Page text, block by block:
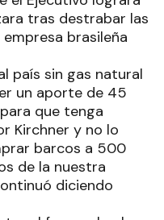
tras destrabar las
brasileña
país sin gas natural
un aporte de 45
que tenga
Kirchner y no lo
barcos a 500
de la nuestra
diciendo